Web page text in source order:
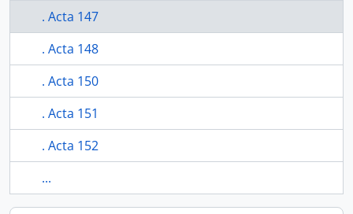
. Acta 147
. Acta 148
. Acta 150
. Acta 151
. Acta 152
...